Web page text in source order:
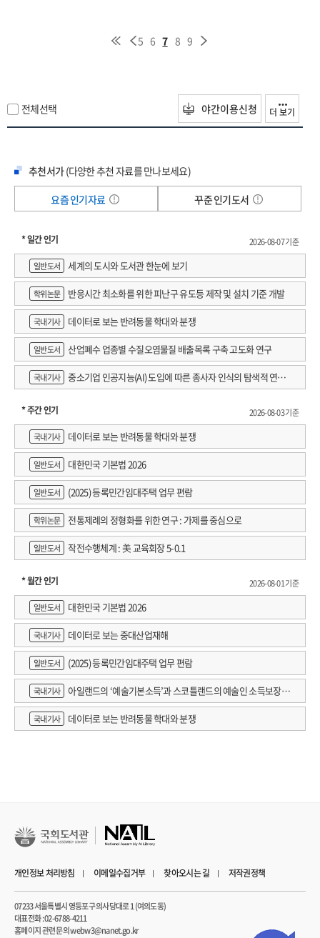
5 6 7 8 9
전체선택 야간이용신청 더 보기
추천서가(다양한 추천 자료를 만나보세요)
요즘 인기자료
꾸준 인기도서
* 일간 인기
2026-08-07 기준
일반도서
세계의 도시와 도서관 한눈에 보기
학위논문 반응시간 최소화를 위한 피난구 유도등 제작 및 설치 기준 개발
국내기사 데이터로 보는 반려동물 학대와 분쟁
일반도서 산업폐수 업종별 수질오염물질 배출목록 구축 고도화 연구
국내기사
중소기업 인공지능(AI) 도입에 따른 종사자 인식의 탐색적 연구 :
* 주간 인기
2026-08-03 기준
국내기사
데이터로 보는 반려동물 학대와 분쟁
일반도서 대한민국 기본법 2026
일반도서 (2025) 등록민간임대주택 업무 편람
학위논문 전통제례의 정형화를 위한 연구 : 가제를 중심으로
일반도서 작전수행체계 : 美 교육회장 5-0.1
* 월간 인기
2026-08-01 기준
일반도서
대한민국 기본법 2026
국내기사 데이터로 보는 중대산업재해
일반도서 (2025) 등록민간임대주택 업무 편람
국내기사
아일랜드의 ‘예술기본소득’과 스코틀랜드의 예술인 소득보장정
책 논의
국내기사 데이터로 보는 반려동물 학대와 분쟁
개인정보 처리방침 이메일수집거부 찾아오시는 길 저작권정책
07233 서울특별시 영등포구 의사당대로 1 (여의도동)
대표전화 : 02-6788-4211
홈페이지 관련 문의 webw3@nanet.go.kr